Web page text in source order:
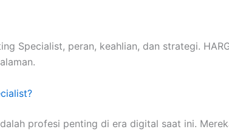
Specialist, peran, keahlian, dan strategi.
profesi penting di era digital saat ini.